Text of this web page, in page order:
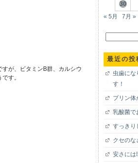
が、ビタミンB群、カルシウ
す。
30
« 5月
7月 »
最近の投
虫歯にな
す！
プリン体
乳酸菌で
すっきり
クセのな
安さには